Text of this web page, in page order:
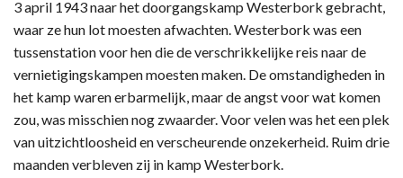
3 april 1943 naar het doorgangskamp Westerbork gebracht,
waar ze hun lot moesten afwachten. Westerbork was een
tussenstation voor hen die de verschrikkelijke reis naar de
vernietigingskampen moesten maken. De omstandigheden in
het kamp waren erbarmelijk, maar de angst voor wat komen
zou, was misschien nog zwaarder. Voor velen was het een plek
van uitzichtloosheid en verscheurende onzekerheid. Ruim drie
maanden verbleven zij in kamp Westerbork.